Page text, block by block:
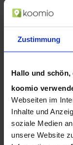
Zustimmung
Hallo und
koomio
Webseiten im
Inhalte und
soziale Medien
unsere Website
Haarschnitt
haben,